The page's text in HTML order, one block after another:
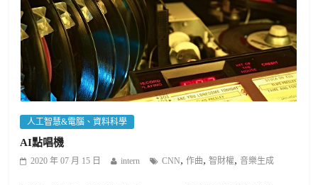
人工智慧&電腦、資料科學
AI點唱機
2020 年 07 月 15 日 intern CNN,作曲,智財權,音樂生成